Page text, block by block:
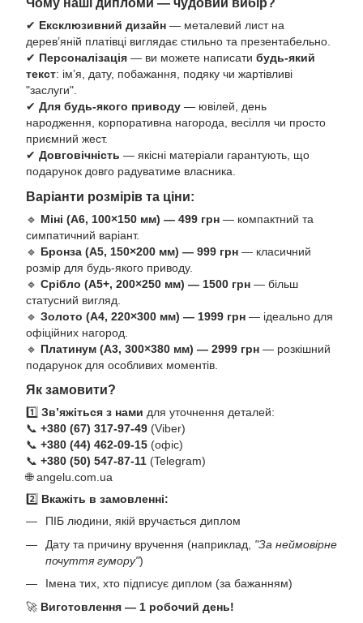
✔ Ексклюзивний дизайн — металевий лист на
дерев’яній платівці виглядає стильно та презентабельно.
✔ Персоналізація — ви можете написати будь-який
текст: ім’я, дату, побажання, подяку чи жартівливі
"заслуги".
✔ Для будь-якого приводу — ювілей, день
народження, корпоративна нагорода, весілля чи просто
приємний жест.
✔ Довговічність — якісні матеріали гарантують, що
подарунок довго радуватиме власника.
Варіанти розмірів та ціни:
🔹 Міні (А6, 100×150 мм) — 499 грн — компактний та
симпатичний варіант.
🔹 Бронза (А5, 150×200 мм) — 999 грн — класичний
розмір для будь-якого приводу.
🔹 Срібло (А5+, 200×250 мм) — 1500 грн — більш
статусний вигляд.
🔹 Золото (А4, 220×300 мм) — 1999 грн — ідеально для
офіційних нагород.
🔹 Платинум (А3, 300×380 мм) — 2999 грн — розкішний
подарунок для особливих моментів.
Як замовити?
1️⃣ Зв’яжіться з нами для уточнення деталей:
📞 +380 (67) 317-97-49 (Viber)
📞 +380 (44) 462-09-15 (офіс)
📞 +380 (50) 547-87-11 (Telegram)
🌐angelu.com.ua
2️⃣ Вкажіть в замовленні:
ПІБ людини, якій вручається диплом
Дату та причину вручення (наприклад, "За неймовірне
почуття гумору")
Імена тих, хто підписує диплом (за бажанням)
🚀 Виготовлення — 1 робочий день!